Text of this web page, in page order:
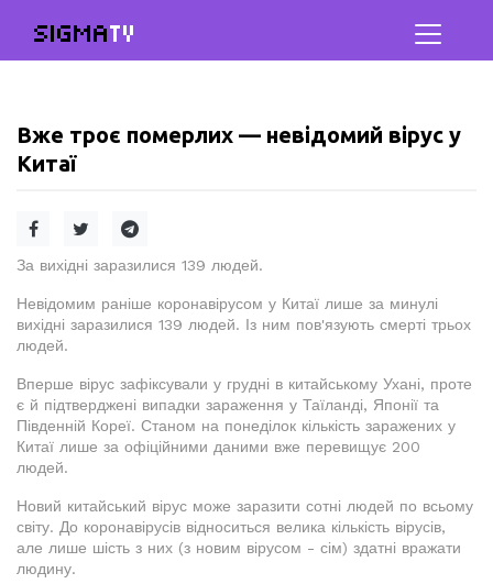
SIGMATV
Вже троє померлих — невідомий вірус у
Китаї
За вихідні заразилися 139 людей.
Невідомим раніше коронавірусом у Китаї лише за минулі
вихідні заразилися 139 людей. Із ним пов'язують смерті трьох
людей.
Вперше вірус зафіксували у грудні в китайському Ухані, проте
є й підтверджені випадки зараження у Таїланді, Японії та
Південній Кореї. Станом на понеділок кількість заражених у
Китаї лише за офіційними даними вже перевищує 200
людей.
Новий китайський вірус може заразити сотні людей по всьому
світу. До коронавірусів відноситься велика кількість вірусів,
але лише шість з них (з новим вірусом - сім) здатні вражати
людину.